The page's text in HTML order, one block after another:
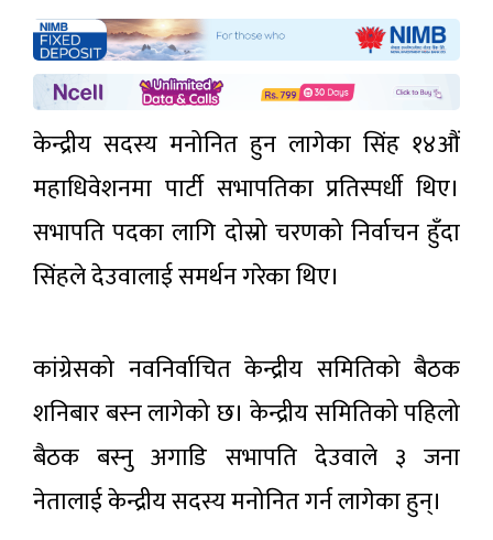
केन्द्रीय सदस्य मनोनित हुन लागेका सिंह १४औं
महाधिवेशनमा पार्टी सभापतिका प्रतिस्पर्धी थिए।
सभापति पदका लागि दोस्रो चरणको निर्वाचन हुँदा
सिंहले देउवालाई समर्थन गरेका थिए।
कांग्रेसको नवनिर्वाचित केन्द्रीय समितिको बैठक
शनिबार बस्न लागेको छ। केन्द्रीय समितिको पहिलो
बैठक बस्नु अगाडि सभापति देउवाले ३ जना
नेतालाई केन्द्रीय सदस्य मनोनित गर्न लागेका हुन्।